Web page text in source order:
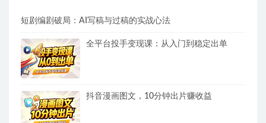
短剧编剧破局：AI写稿与过稿的实战心法
全平台投手变现课：从入门到稳定出单
抖音漫画图文，10分钟出片赚收益